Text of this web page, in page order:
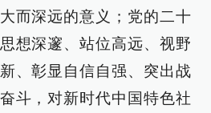
而深远的意义；党的二十
想深邃、站位高远、视野
、彰显自信自强、突出战
斗，对新时代中国特色社